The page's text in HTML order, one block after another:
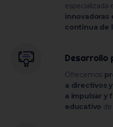
especializada
innovadoras
continua de
Desarrollo
Ofrecemos
a directivos
a impulsar y
educativo